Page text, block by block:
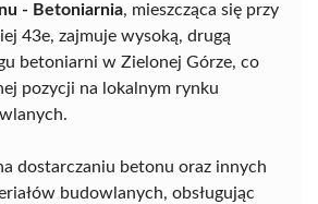
- Betoniarnia, mieszcząca się przy
43e, zajmuje wysoką, drugą
betoniarni w Zielonej Górze, co
pozycji na lokalnym rynku
dostarczaniu betonu oraz innych
budowlanych, obsługując